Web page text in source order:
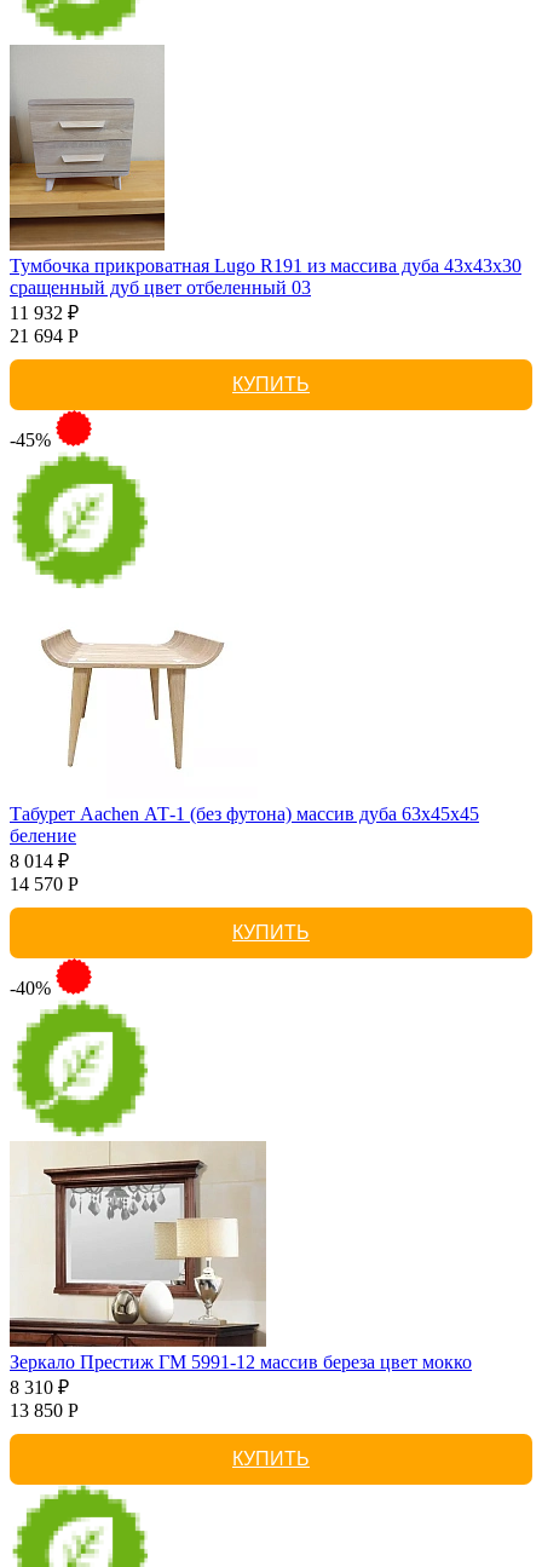
Тумбочка прикроватная Lugo R191 из массива дуба 43х43х30
сращенный дуб цвет отбеленный 03
11 932 ₽
21 694 Р
КУПИТЬ
-45%
Табурет Aachen АТ-1 (без футона) массив дуба 63х45х45
беление
8 014 ₽
14 570 Р
КУПИТЬ
-40%
Зеркало Престиж ГМ 5991-12 массив береза цвет мокко
8 310 ₽
13 850 Р
КУПИТЬ